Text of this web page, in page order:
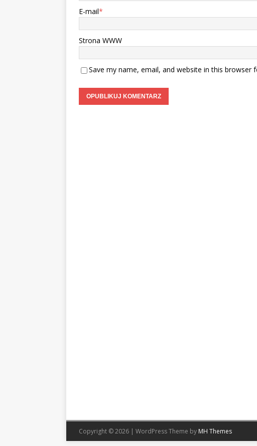
E-mail*
Strona WWW
Save my name, email, and website in this browser
Copyright © 2026 | WordPress Theme by MH Themes